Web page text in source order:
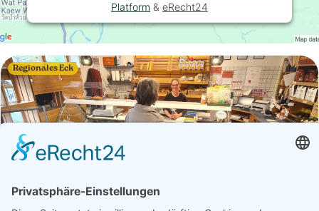
Regionales Eck
Platform & eRecht24